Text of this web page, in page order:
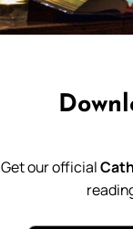
Get our official